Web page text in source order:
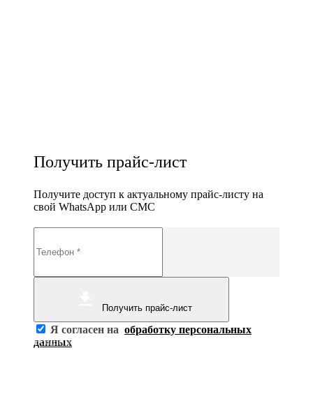
Получить прайс-лист
Получите доступ к актуальному прайс-листу на
свой WhatsApp или СМС
Получить прайс-лист
Я согласен на обработку персональных
данных
Освещение